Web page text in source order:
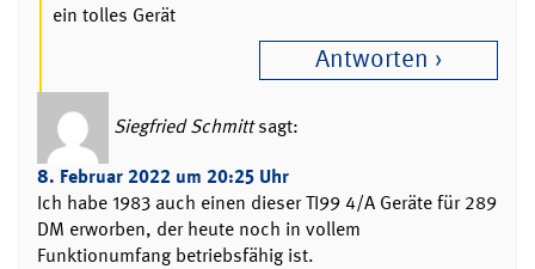
ein tolles Gerät
Antworten
Siegfried Schmitt sagt:
8. Februar 2022 um 20:25 Uhr
Ich habe 1983 auch einen dieser TI99 4/A Geräte für 289
DM erworben, der heute noch in vollem
Funktionumfang betriebsfähig ist.